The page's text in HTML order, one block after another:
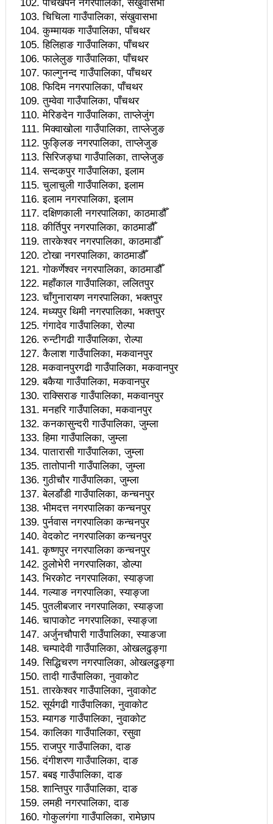
चितवनको माडीमा सम्पन्न मैयादेवि महिला क्रिकेट सिरिजको
उपाधि नवलपरासीलाई
चौथो सुनवल महोत्सव भोलिदेखि सुरु हुँदै
प्रमुख प्रशासकीय अधिकृतको सरुवा रोक्न पालिका
अध्यक्षसहित कर्मचारीको आन्दोलन
नेत्रहीन टी–२० विश्वकप क्रिकेटमा नेपालले
अफगानिस्तानलाई हरायो
मानव तस्करीको अभियोगमा पक्राउ परेका कोशी प्रदेशका
पूर्वमन्त्री अधिकारीविरुद्ध मुद्दा नचल्ने
आगामी चुनावमा भाग लिने नेत्रविक्रम चन्दको संकेत
२८५ कैदीबन्दीलाई जेलबाहिर बस्ने सुविधा
अब धरहरा चढ्न पैसा, पार्किङ शुल्क पनि लाग्ने
सडक फोहोर गरेको भन्दै एमालेलाई महानगरको १ लाख जरिवाना
भरतपुर महानगरपालिकाद्धारा तीन पाङ्ग्रे अटोको रुट परमिट
दिन सुरु
नेकपा बहुमतको नवौं महाधिवेशन माघ ४ गतेदेखि काठमाडौँमा
राजश्व संकलनमा करिब १७ प्रतशितले वृद्धि
टिकट नपाउँदा १४ सय श्रमिक कोरिया उड्न पाएनन्
कीर्तिपुरलाई नेपालकै नमूना नगर बनाउने मेरो योजना छ-
प्रा.डा.शिवशरण महर्जन, मेयरका उम्मेदवार, कीर्तिपुर नगरपालिका
उपनिर्वाचन: ३१ जनाको उम्मेदवारी फिर्ता, रुकुमपूर्वमा काँग्रेस
एमाले गठबन्धनका उम्मेदवारको समर्थन माओवादीलाई
आज उम्मेदवारको अन्तिम नामावली प्रकाशन हुँदै
संस्थागत क्षमता मुल्याङ्ककनमा ककनी गाउँपालिका जिल्लामै
उत्कृष्ट
संविधानसभाबाट संविधान बनाउने मुद्दा जनयुद्धको मुख्य मुद्दा होः
प्रचण्ड
बोगटीको स्मृतिमा रक्तदान कार्यक्रम
पब्लिक स्पिच नेपालको विजेता बने दैलेखका दिल बहादुर
संविधानको रक्षा र कार्यान्वयनमा जनताको खबरदारी आवश्यकः
प्रचण्ड
माओवादीमा जनपरिचालनका कार्यक्रमको तयारीः तीन
आयोगको बैठक सकियो
वृत्तचित्र फिल्म ‘गर्ल्स रिराइटिङ डेस्टिनी’ को विशेष प्रदर्शनी
दुईपिपलमा बुधबार रोपाइ जात्राः कलाकारको व्यवस्थापनमा
जनप्रतिनिधि
पाँचखपन नगरपालिका, संखुवासभा
चिचिला गाउँपालिका, संखुवासभा
कुम्मायक गाउँपालिका, पाँचथर
हिलिहाङ गाउँपालिका, पाँचथर
फालेलुङ गाउँपालिका, पाँचथर
फाल्गुनन्द गाउँपालिका, पाँचथर
फिदिम नगरपालिका, पाँचथर
तुम्वेवा गाउँपालिका, पाँचथर
मेरिङदेन गाउँपालिका, ताप्लेजुंग
मिक्वाखोला गाउँपालिका, ताप्लेजुङ
फुङ्लिङ नगरपालिका, ताप्लेजुङ
सिरिजङ्घा गाउँपालिका, ताप्लेजुङ
सन्दकपुर गाउँपालिका, इलाम
चुलाचुली गाउँपालिका, इलाम
इलाम नगरपालिका, इलाम
दक्षिणकाली नगरपालिका, काठमाडौँ
कीर्तिपुर नगरपालिका, काठमाडौँ
तारकेश्वर नगरपालिका, काठमाडौँ
टोखा नगरपालिका, काठमाडौँ
गोकर्णेश्वर नगरपालिका, काठमाडौँ
महाँकाल गाउँपालिका, ललितपुर
चाँगुनारायण नगरपालिका, भक्तपुर
मध्यपुर थिमी नगरपालिका, भक्तपुर
गंगादेव गाउँपालिका, रोल्पा
रुन्टीगढी गाउँपालिका, रोल्पा
कैलाश गाउँपालिका, मकवानपुर
मकवानपुरगढी गाउँपालिका, मकवानपुर
बकैया गाउँपालिका, मकवानपुर
राक्सिराङ गाउँपालिका, मकवानपुर
मनहरि गाउँपालिका, मकवानपुर
कनकासुन्दरी गाउँपालिका, जुम्ला
हिमा गाउँपालिका, जुम्ला
पातारासी गाउँपालिका, जुम्ला
तातोपानी गाउँपालिका, जुम्ला
गुठीचौर गाउँपालिका, जुम्ला
बेलडाँडी गाउँपालिका, कन्चनपुर
भीमदत्त नगरपालिका कन्चनपुर
पुर्नवास नगरपालिका कन्चनपुर
वेदकोट नगरपालिका कन्चनपुर
कृष्णपुर नगरपालिका कन्चनपुर
ठुलोभेरी नगरपालिका, डोल्पा
भिरकोट नगरपालिका, स्याङ्जा
गल्याङ नगरपालिका, स्याङ्जा
पुतलीबजार नगरपालिका, स्याङ्जा
चापाकोट नगरपालिका, स्याङ्जा
अर्जुनचौपारी गाउँपालिका, स्याङजा
चम्पादेवी गाउँपालिका, ओखलढुङ्गा
सिद्धिचरण नगरपालिका, ओखलढुङ्गा
तादी गाउँपालिका, नुवाकोट
तारकेश्वर गाउँपालिका, नुवाकोट
सूर्यगढी गाउँपालिका, नुवाकोट
म्यागङ गाउँपालिका, नुवाकोट
कालिका गाउँपालिका, रसुवा
राजपुर गाउँपालिका, दाङ
दंगीशरण गाउँपालिका, दाङ
बबइ गाउँपालिका, दाङ
शान्तिपुर गाउँपालिका, दाङ
लमही नगरपालिका, दाङ
गोकुलगंगा गाउँपालिका, रामेछाप